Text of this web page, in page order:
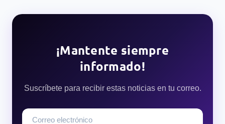
¡Mantente siempre
informado!
Suscríbete para recibir estas noticias en tu correo.